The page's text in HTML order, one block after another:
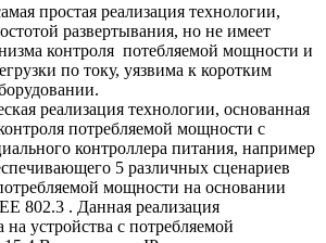
простая реализация технологии,
развертывания, но не имеет
контроля потебляемой мощности и
по току, уязвима к коротким
реализация технологии, основанная
потребляемой мощности с
контроллера питания, например
5 различных сценариев
мощности на основании
802.3 . Данная реализация
на устройства с потребляемой